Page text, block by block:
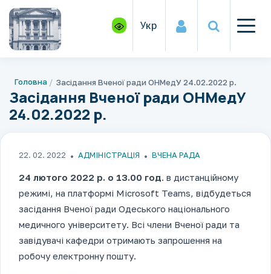
Укр
Головна Засідання Вченої ради ОНМедУ 24.02.2022 р.
Засідання Вченої ради ОНМедУ
24.02.2022 р.
22. 02. 2022 АДМІНІСТРАЦІЯ ВЧЕНА РАДА
24 лютого 2022 р. о 13.00 год. в дистанційному
режимі, на платформі Microsoft Teams, відбудеться
засідання Вченої ради Одеського національного
медичного університету. Всі члени Вченої ради та
завідувачі кафедри отримають запрошення на
робочу електронну пошту.